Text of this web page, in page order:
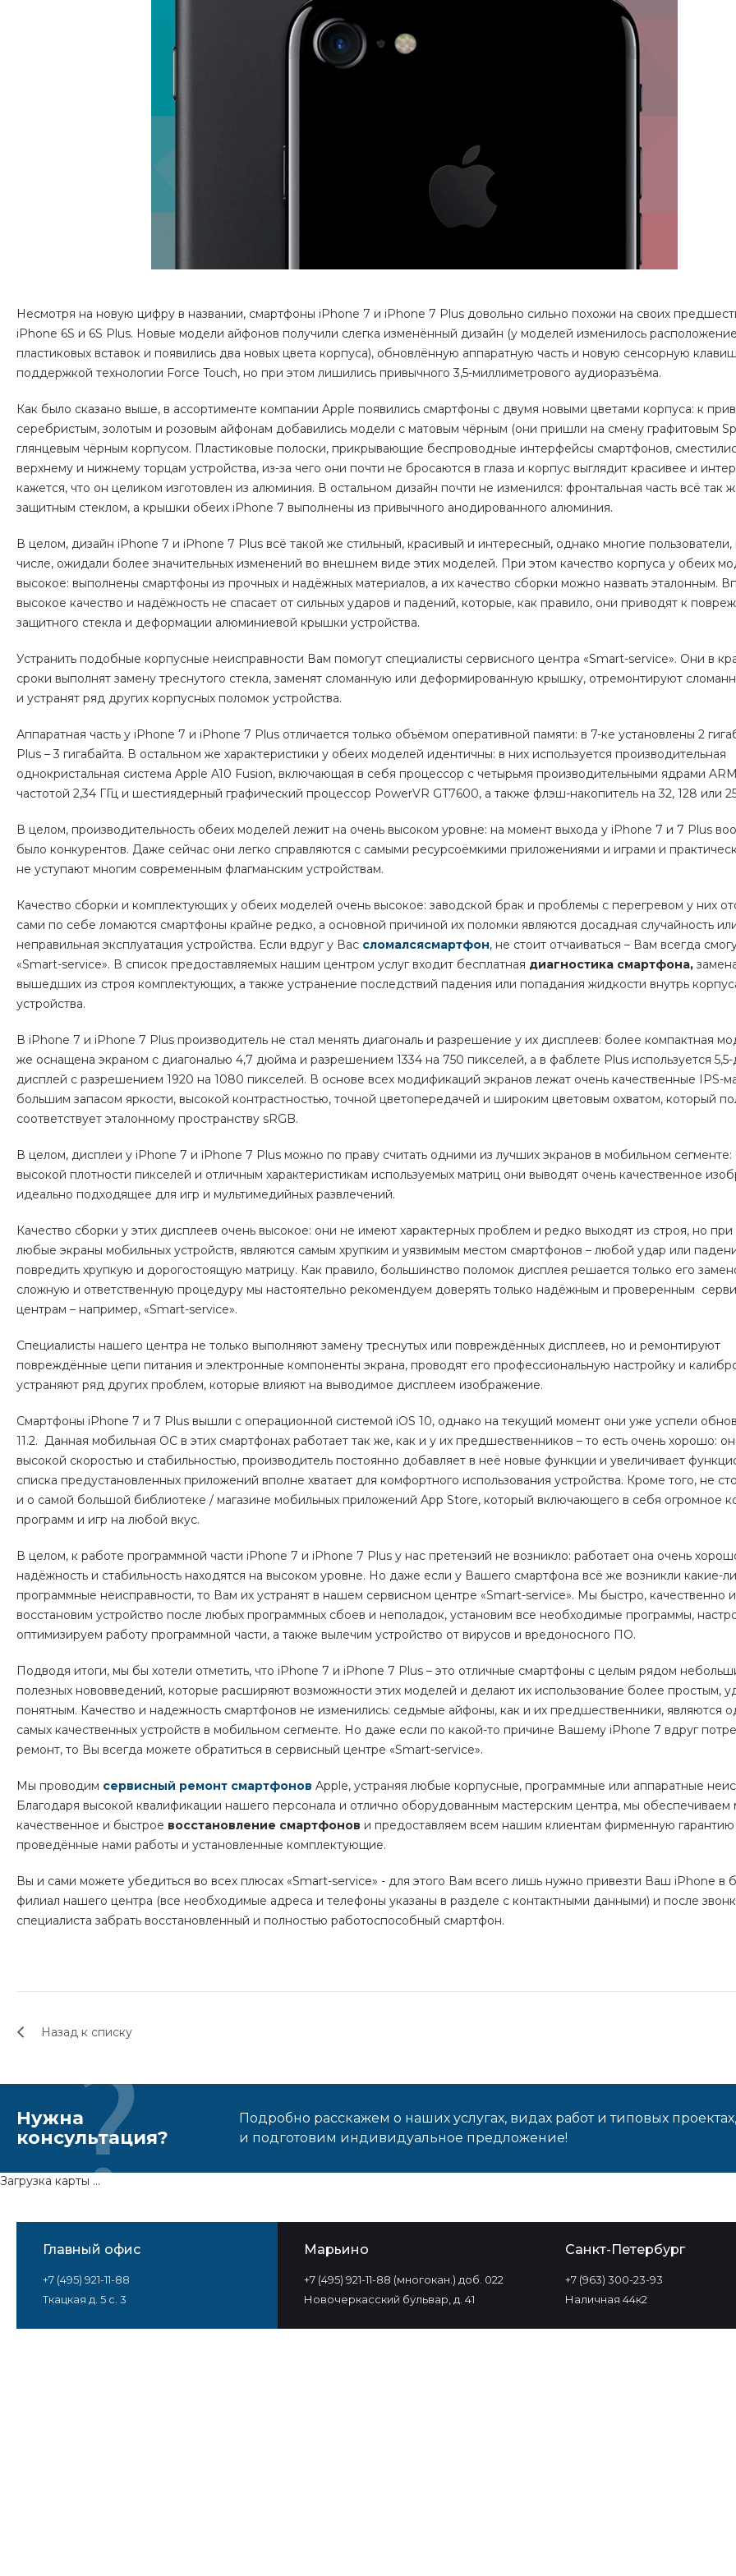
Несмотря на новую цифру в названии, смартфоны iPhone 7 и iPhone 7 Plus довольно сильно похожи на своих
iPhone 6S и 6S Plus. Новые модели айфонов получили слегка изменённый дизайн (у моделей изменилось
пластиковых вставок и появились два новых цвета корпуса), обновлённую аппаратную часть и новую сенсорную
поддержкой технологии Force Touch, но при этом лишились привычного 3,5-миллиметрового аудиоразъёма.
Как было сказано выше, в ассортименте компании Apple появились смартфоны с двумя новыми цветами корпуса: к
серебристым, золотым и розовым айфонам добавились модели с матовым чёрным (они пришли на смену графитовым
глянцевым чёрным корпусом. Пластиковые полоски, прикрывающие беспроводные интерфейсы смартфонов,
верхнему и нижнему торцам устройства, из-за чего они почти не бросаются в глаза и корпус выглядит красивее и
кажется, что он целиком изготовлен из алюминия. В остальном дизайн почти не изменился: фронтальная часть всё так
защитным стеклом, а крышки обеих iPhone 7 выполнены из привычного анодированного алюминия.
В целом, дизайн iPhone 7 и iPhone 7 Plus всё такой же стильный, красивый и интересный, однако многие
числе, ожидали более значительных изменений во внешнем виде этих моделей. При этом качество корпуса у обеих
высокое: выполнены смартфоны из прочных и надёжных материалов, а их качество сборки можно назвать эталонным.
высокое качество и надёжность не спасает от сильных ударов и падений, которые, как правило, они приводят к
защитного стекла и деформации алюминиевой крышки устройства.
Устранить подобные корпусные неисправности Вам помогут специалисты сервисного центра «Smart-service». Они в
сроки выполнят замену треснутого стекла, заменят сломанную или деформированную крышку, отремонтируют
и устранят ряд других корпусных поломок устройства.
Аппаратная часть у iPhone 7 и iPhone 7 Plus отличается только объёмом оперативной памяти: в 7-ке установлены 2
Plus – 3 гигабайта. В остальном же характеристики у обеих моделей идентичны: в них используется производительная
однокристальная система Apple A10 Fusion, включающая в себя процессор с четырьмя производительными ядрами
частотой 2,34 ГГц и шестиядерный графический процессор PowerVR GT7600, а также флэш-накопитель на 32, 128 или
В целом, производительность обеих моделей лежит на очень высоком уровне: на момент выхода у iPhone 7 и 7 Plus
было конкурентов. Даже сейчас они легко справляются с самыми ресурсоёмкими приложениями и играми и
не уступают многим современным флагманским устройствам.
Качество сборки и комплектующих у обеих моделей очень высокое: заводской брак и проблемы с перегревом у них
сами по себе ломаются смартфоны крайне редко, а основной причиной их поломки являются досадная случайность
неправильная эксплуатация устройства. Если вдруг у Вас сломалсясмартфон, не стоит отчаиваться – Вам всегда
«Smart-service». В список предоставляемых нашим центром услуг входит бесплатная диагностика смартфона,
вышедших из строя комплектующих, а также устранение последствий падения или попадания жидкости внутрь
устройства.
В iPhone 7 и iPhone 7 Plus производитель не стал менять диагональ и разрешение у их дисплеев: более компактная
же оснащена экраном с диагональю 4,7 дюйма и разрешением 1334 на 750 пикселей, а в фаблете Plus используется
дисплей с разрешением 1920 на 1080 пикселей. В основе всех модификаций экранов лежат очень качественные IPS-
большим запасом яркости, высокой контрастностью, точной цветопередачей и широким цветовым охватом, который
соответствует эталонному пространству sRGB.
В целом, дисплеи у iPhone 7 и iPhone 7 Plus можно по праву считать одними из лучших экранов в мобильном сегменте:
высокой плотности пикселей и отличным характеристикам используемых матриц они выводят очень качественное
идеально подходящее для игр и мультимедийных развлечений.
Качество сборки у этих дисплеев очень высокое: они не имеют характерных проблем и редко выходят из строя, но при
любые экраны мобильных устройств, являются самым хрупким и уязвимым местом смартфонов – любой удар или
повредить хрупкую и дорогостоящую матрицу. Как правило, большинство поломок дисплея решается только его
сложную и ответственную процедуру мы настоятельно рекомендуем доверять только надёжным и проверенным
центрам – например, «Smart-service».
Специалисты нашего центра не только выполняют замену треснутых или повреждённых дисплеев, но и ремонтируют
повреждённые цепи питания и электронные компоненты экрана, проводят его профессиональную настройку и
устраняют ряд других проблем, которые влияют на выводимое дисплеем изображение.
Смартфоны iPhone 7 и 7 Plus вышли с операционной системой iOS 10, однако на текущий момент они уже успели
11.2. Данная мобильная ОС в этих смартфонах работает так же, как и у их предшественников – то есть очень хорошо:
высокой скоростью и стабильностью, производитель постоянно добавляет в неё новые функции и увеличивает
списка предустановленных приложений вполне хватает для комфортного использования устройства. Кроме того, не
и о самой большой библиотеке / магазине мобильных приложений App Store, который включающего в себя огромное
программ и игр на любой вкус.
В целом, к работе программной части iPhone 7 и iPhone 7 Plus у нас претензий не возникло: работает она очень
надёжность и стабильность находятся на высоком уровне. Но даже если у Вашего смартфона всё же возникли какие-
программные неисправности, то Вам их устранят в нашем сервисном центре «Smart-service». Мы быстро, качественно
восстановим устройство после любых программных сбоев и неполадок, установим все необходимые программы,
оптимизируем работу программной части, а также вылечим устройство от вирусов и вредоносного ПО.
Подводя итоги, мы бы хотели отметить, что iPhone 7 и iPhone 7 Plus – это отличные смартфоны с целым рядом
полезных нововведений, которые расширяют возможности этих моделей и делают их использование более простым,
понятным. Качество и надежность смартфонов не изменились: седьмые айфоны, как и их предшественники, являются
самых качественных устройств в мобильном сегменте. Но даже если по какой-то причине Вашему iPhone 7 вдруг
ремонт, то Вы всегда можете обратиться в сервисный центре «Smart-service».
Мы проводим сервисный ремонт смартфонов Apple, устраняя любые корпусные, программные или аппаратные
Благодаря высокой квалификации нашего персонала и отлично оборудованным мастерским центра, мы обеспечиваем
качественное и быстрое восстановление смартфонов и предоставляем всем нашим клиентам фирменную
проведённые нами работы и установленные комплектующие.
Вы и сами можете убедиться во всех плюсах «Smart-service» - для этого Вам всего лишь нужно привезти Ваш iPhone в
филиал нашего центра (все необходимые адреса и телефоны указаны в разделе с контактными данными) и после
специалиста забрать восстановленный и полностью работоспособный смартфон.
Назад к списку
Нужна
консультация?
Подробно расскажем о наших услугах, видах работ и типовых
и подготовим индивидуальное предложение!
Главный офис
+7 (495) 921-11-88
Ткацкая д. 5 с. 3
Марьино
+7 (495) 921-11-88 (многокан.) доб. 022
Новочеркасский бульвар, д. 41
Санкт-Петербург
+7 (963) 300-23-93
Наличная 44к2
Загрузка карты ...